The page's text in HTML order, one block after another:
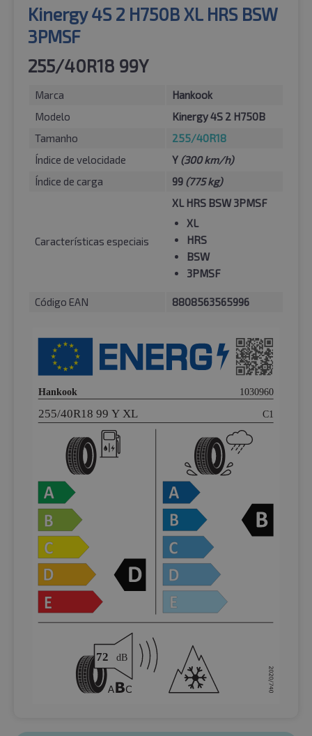
Kinergy 4S 2 H750B XL HRS BSW
3PMSF
255/40R18 99Y
Marca
Hankook
Modelo
Kinergy 4S 2 H750B
Tamanho
255/40R18
Índice de velocidade
Y (300 km/h)
Índice de carga
99 (775 kg)
Características especiais
XL HRS BSW 3PMSF
XL
HRS
BSW
3PMSF
Código EAN 8808563565996